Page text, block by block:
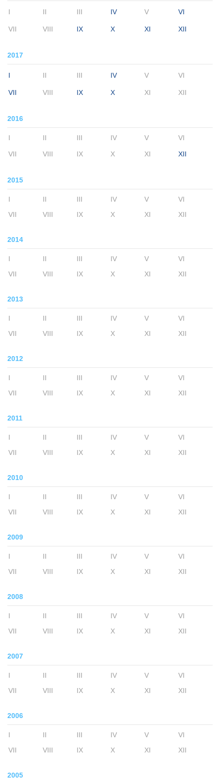
I II III IV V VI
VII VIII IX X XI XII
2017
I II III IV V VI
VII VIII IX X XI XII
2016
I II III IV V VI
VII VIII IX X XI XII
2015
I II III IV V
VI
VII
VIII IX X XI XII
2014
I II III IV V
VI
VII
VIII IX X XI XII
2013
I II III IV V
VI
VII
VIII IX X XI XII
2012
I II III IV V
VI
VII
VIII IX X XI XII
2011
I II III IV V
VI
VII
VIII IX X XI XII
2010
I II III IV V
VI
VII
VIII IX X XI XII
2009
I II III IV V
VI
VII
VIII IX X XI XII
2008
I II III IV V
VI
VII
VIII IX X XI XII
2007
I II III IV V
VI
VII
VIII IX X XI XII
2006
I II III IV V
VI
VII
VIII IX X XI XII
2005